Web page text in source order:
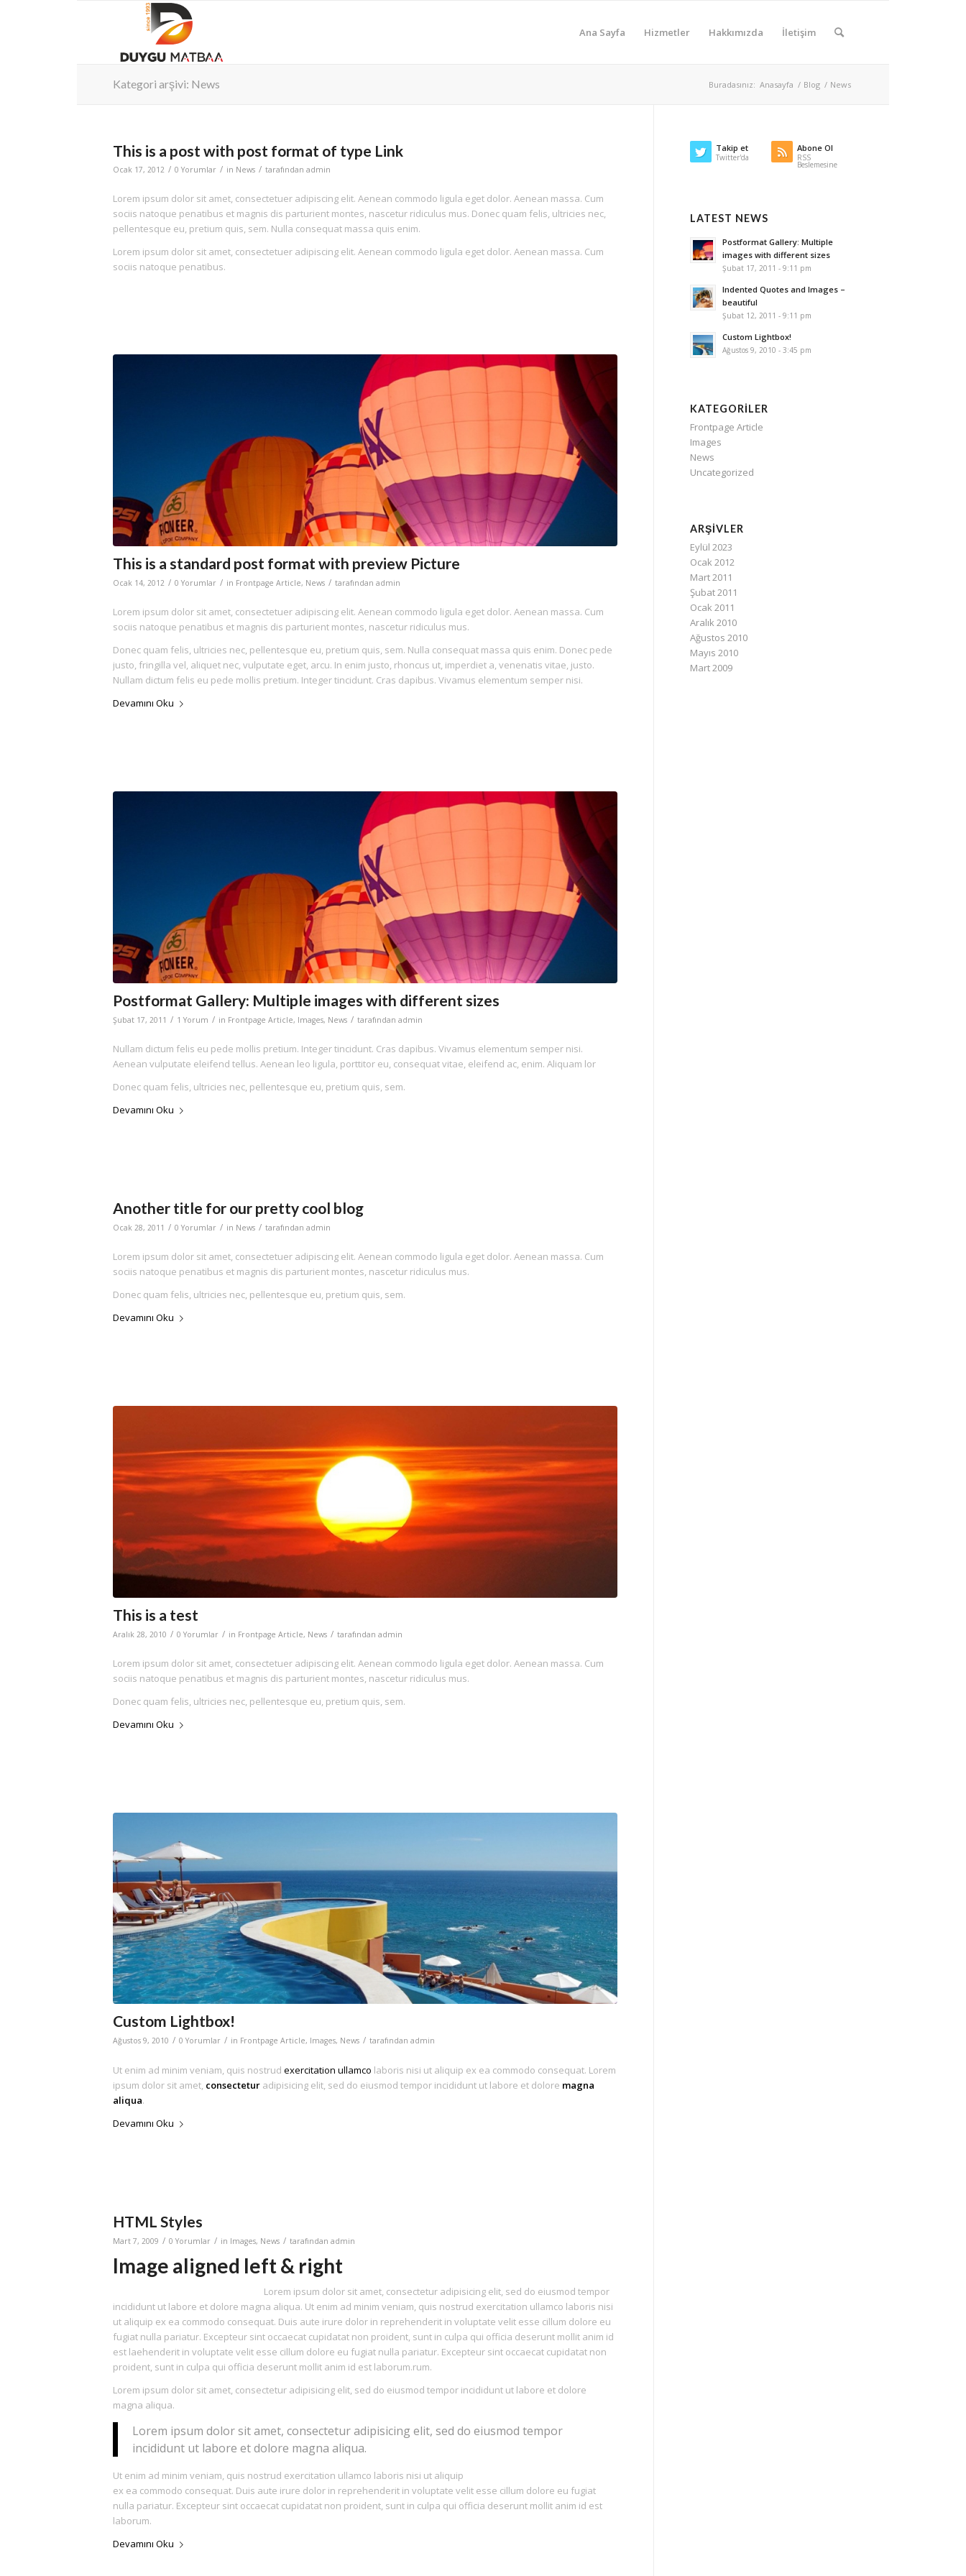
Ana Sayfa Hizmetler Hakkımızda İletişim
Kategori arşivi: News Buradasınız: Anasayfa / Blog / News
This is a post with post format of type Link
Ocak 17, 2012 / 0 Yorumlar / in News / tarafından admin
Lorem ipsum dolor sit amet, consectetuer adipiscing elit. Aenean commodo ligula eget dolor. Aenean massa. Cum
sociis natoque penatibus et magnis dis parturient montes, nascetur ridiculus mus. Donec quam felis, ultricies nec,
pellentesque eu, pretium quis, sem. Nulla consequat massa quis enim.
Lorem ipsum dolor sit amet, consectetuer adipiscing elit. Aenean commodo ligula eget dolor. Aenean massa. Cum
sociis natoque penatibus.
This is a standard post format with preview Picture
Ocak 14, 2012 / 0 Yorumlar / in Frontpage Article, News / tarafından admin
Lorem ipsum dolor sit amet, consectetuer adipiscing elit. Aenean commodo ligula eget dolor. Aenean massa. Cum
sociis natoque penatibus et magnis dis parturient montes, nascetur ridiculus mus.
Donec quam felis, ultricies nec, pellentesque eu, pretium quis, sem. Nulla consequat massa quis enim. Donec pede
justo, fringilla vel, aliquet nec, vulputate eget, arcu. In enim justo, rhoncus ut, imperdiet a, venenatis vitae, justo.
Nullam dictum felis eu pede mollis pretium. Integer tincidunt. Cras dapibus. Vivamus elementum semper nisi.
Devamını Oku
Postformat Gallery: Multiple images with different sizes
Şubat 17, 2011 / 1 Yorum / in Frontpage Article, Images, News / tarafından admin
Nullam dictum felis eu pede mollis pretium. Integer tincidunt. Cras dapibus. Vivamus elementum semper nisi.
Aenean vulputate eleifend tellus. Aenean leo ligula, porttitor eu, consequat vitae, eleifend ac, enim. Aliquam lor
Donec quam felis, ultricies nec, pellentesque eu, pretium quis, sem.
Devamını Oku
Another title for our pretty cool blog
Ocak 28, 2011 / 0 Yorumlar / in News / tarafından admin
Lorem ipsum dolor sit amet, consectetuer adipiscing elit. Aenean commodo ligula eget dolor. Aenean massa. Cum
sociis natoque penatibus et magnis dis parturient montes, nascetur ridiculus mus.
Donec quam felis, ultricies nec, pellentesque eu, pretium quis, sem.
Devamını Oku
This is a test
Aralık 28, 2010 / 0 Yorumlar / in Frontpage Article, News / tarafından admin
Lorem ipsum dolor sit amet, consectetuer adipiscing elit. Aenean commodo ligula eget dolor. Aenean massa. Cum
sociis natoque penatibus et magnis dis parturient montes, nascetur ridiculus mus.
Donec quam felis, ultricies nec, pellentesque eu, pretium quis, sem.
Devamını Oku
Custom Lightbox!
Ağustos 9, 2010 / 0 Yorumlar / in Frontpage Article, Images, News / tarafından admin
Ut enim ad minim veniam, quis nostrud exercitation ullamco laboris nisi ut aliquip ex ea commodo consequat. Lorem
ipsum dolor sit amet, consectetur adipisicing elit, sed do eiusmod tempor incididunt ut labore et dolore magna
aliqua.
Devamını Oku
HTML Styles
Mart 7, 2009 / 0 Yorumlar / in Images, News / tarafından admin
Image aligned left & right
Lorem ipsum dolor sit amet, consectetur adipisicing elit, sed do eiusmod tempor
incididunt ut labore et dolore magna aliqua. Ut enim ad minim veniam, quis nostrud exercitation ullamco laboris nisi
ut aliquip ex ea commodo consequat. Duis aute irure dolor in reprehenderit in voluptate velit esse cillum dolore eu
fugiat nulla pariatur. Excepteur sint occaecat cupidatat non proident, sunt in culpa qui officia deserunt mollit anim id
est laehenderit in voluptate velit esse cillum dolore eu fugiat nulla pariatur. Excepteur sint occaecat cupidatat non
proident, sunt in culpa qui officia deserunt mollit anim id est laborum.rum.
Lorem ipsum dolor sit amet, consectetur adipisicing elit, sed do eiusmod tempor incididunt ut labore et dolore
magna aliqua.
Lorem ipsum dolor sit amet, consectetur adipisicing elit, sed do eiusmod tempor
incididunt ut labore et dolore magna aliqua.
Ut enim ad minim veniam, quis nostrud exercitation ullamco laboris nisi ut aliquip
ex ea commodo consequat. Duis aute irure dolor in reprehenderit in voluptate velit esse cillum dolore eu fugiat
nulla pariatur. Excepteur sint occaecat cupidatat non proident, sunt in culpa qui officia deserunt mollit anim id est
laborum.
Devamını Oku
Takip et
Twitter'da
Abone Ol
RSS
Beslemesine
LATEST NEWS
Postformat Gallery: Multiple
images with different sizes
Şubat 17, 2011 - 9:11 pm
Indented Quotes and Images –
beautiful
Şubat 12, 2011 - 9:11 pm
Custom Lightbox!
Ağustos 9, 2010 - 3:45 pm
KATEGORILER
Frontpage Article
Images
News
Uncategorized
ARŞIVLER
Eylül 2023
Ocak 2012
Mart 2011
Şubat 2011
Ocak 2011
Aralık 2010
Ağustos 2010
Mayıs 2010
Mart 2009